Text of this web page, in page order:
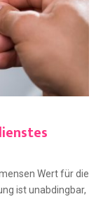
Wert für die
ist unabdingbar,